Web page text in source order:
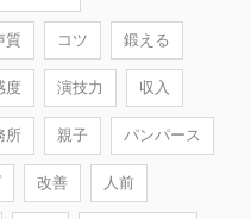
質 コツ 鍛える
度 演技力 収入
所 親子 パンパース
改善 人前